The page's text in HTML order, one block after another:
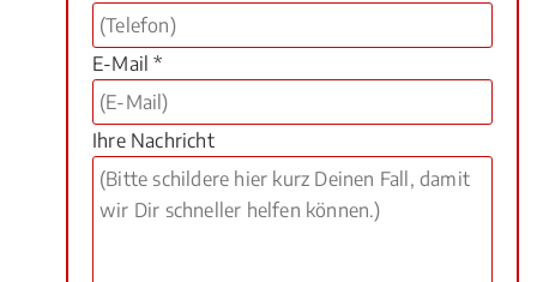
E-Mail *
Ihre Nachricht